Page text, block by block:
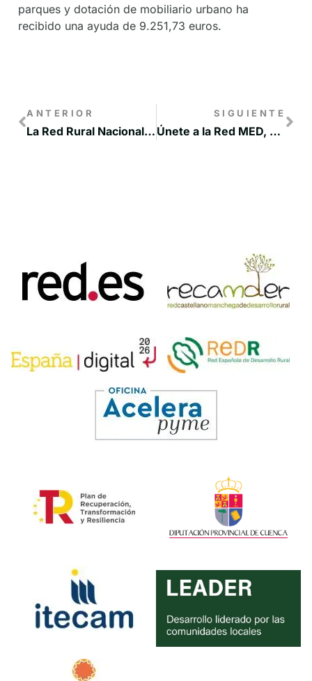
parques y dotación de mobiliario urbano ha
recibido una ayuda de 9.251,73 euros.
ANTERIOR
La Red Rural Nacional impulsa el liderazgo rural femenino a través de un ciclo de encuentros presenciales en toda España
SIGUIENTE
Únete a la Red MED, una experiencia de liderazgo compartido